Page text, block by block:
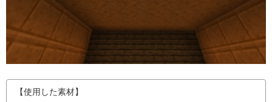
【使用した素材】